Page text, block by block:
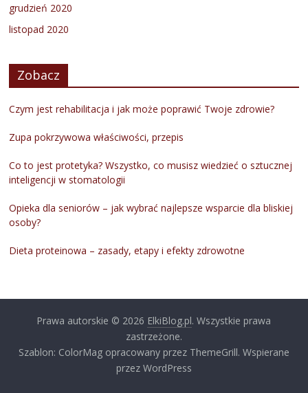
grudzień 2020
listopad 2020
Zobacz
Czym jest rehabilitacja i jak może poprawić Twoje zdrowie?
Zupa pokrzywowa właściwości, przepis
Co to jest protetyka? Wszystko, co musisz wiedzieć o sztucznej
inteligencji w stomatologii
Opieka dla seniorów – jak wybrać najlepsze wsparcie dla bliskiej
osoby?
Dieta proteinowa – zasady, etapy i efekty zdrowotne
Prawa autorskie © 2026 ElkiBlog.pl. Wszystkie prawa
zastrzeżone.
Szablon: ColorMag opracowany przez ThemeGrill. Wspierane
przez WordPress